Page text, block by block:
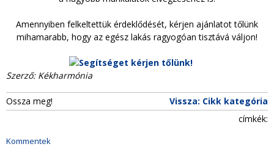
Amennyiben felkeltettük érdeklődését, kérjen ajánlatot tőlünk
mihamarabb, hogy az egész lakás ragyogóan tisztává váljon!
Szerző: Kékharmónia
Ossza meg!
Vissza: Cikk kategória
címkék:
Kommentek